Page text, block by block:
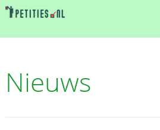
Nieuws